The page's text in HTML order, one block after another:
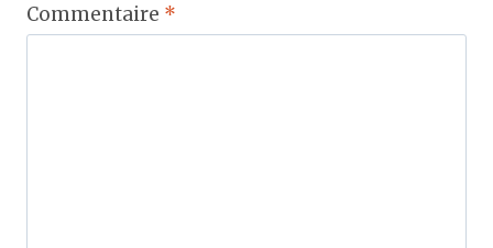
Commentaire *